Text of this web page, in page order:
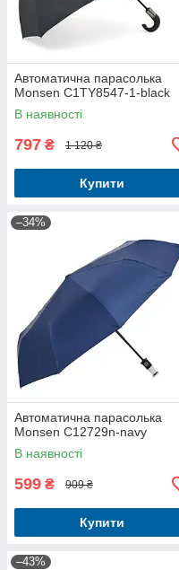
Автоматична парасолька
Monsen С1TY8547-1-black
В наявності
797 ₴ 1 120 ₴
Купити
–34%
Автоматична парасолька
Monsen C12729n-navy
В наявності
599 ₴ 909 ₴
Купити
–43%